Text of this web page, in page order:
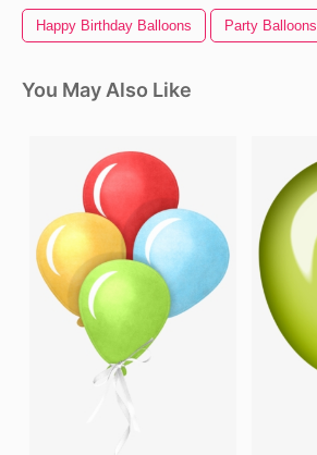
Happy Birthday Balloons Party Balloons
You May Also Like